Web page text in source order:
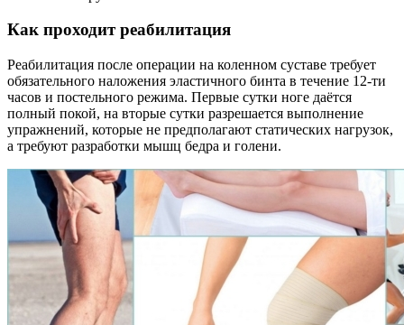
Как проходит реабилитация
Реабилитация после операции на коленном суставе требует
обязательного наложения эластичного бинта в течение 12-ти
часов и постельного режима. Первые сутки ноге даётся
полный покой, на вторые сутки разрешается выполнение
упражнений, которые не предполагают статических нагрузок,
а требуют разработки мышц бедра и голени.